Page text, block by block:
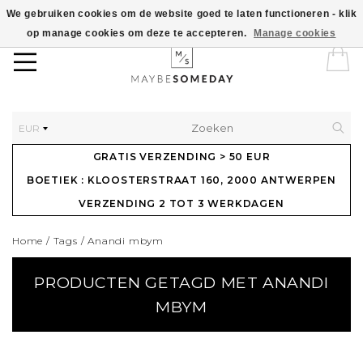
EUR
GRATIS VERZENDING > 50 EUR
BOETIEK : KLOOSTERSTRAAT 160, 2000 ANTWERPEN
VERZENDING 2 TOT 3 WERKDAGEN
Home / Tags /Anandi mbym
PRODUCTEN GETAGD MET ANANDI
MBYM
We gebruiken cookies om de website goed te laten functioneren - klik
op manage cookies om deze te accepteren.
Manage cookies